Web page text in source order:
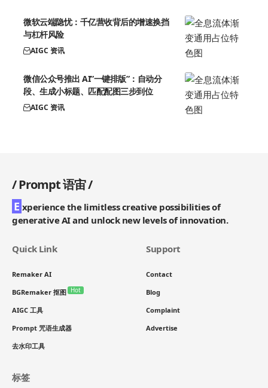
微软云端隐忧：千亿营收背后的增速换挡
与杠杆风险
AIGC 资讯
微信公众号推出 AI”一键排版”：自动分
段、生成小标题、匹配配图三步到位
AIGC 资讯
/Prompt 语宙/
E xperience the limitless creative possibilities of
generative AI and unlock new levels of innovation.
Quick Link
Remaker AI
BGRemaker 抠图 Hot
AIGC 工具
Prompt 咒语生成器
去水印工具
Support
Contact
Blog
Complaint
Advertise
标签